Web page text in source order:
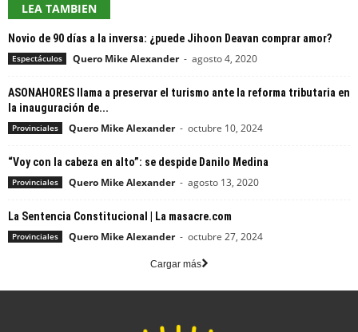
LEA TAMBIEN
Novio de 90 días a la inversa: ¿puede Jihoon Deavan comprar amor?
Espectáculos Quero Mike Alexander - agosto 4, 2020
ASONAHORES llama a preservar el turismo ante la reforma tributaria en
la inauguración de...
Provinciales Quero Mike Alexander - octubre 10, 2024
“Voy con la cabeza en alto”: se despide Danilo Medina
Provinciales Quero Mike Alexander - agosto 13, 2020
La Sentencia Constitucional | La masacre.com
Provinciales Quero Mike Alexander - octubre 27, 2024
Cargar más